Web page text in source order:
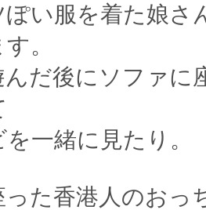
ぽい服を着た娘さ
。
んだ後にソファに
一緒に見たり。
った香港人のおっ